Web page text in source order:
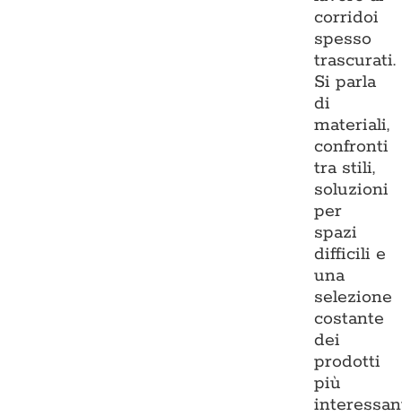
corridoi
spesso
trascurati.
Si parla
di
materiali,
confronti
tra stili,
soluzioni
per
spazi
difficili e
una
selezione
costante
dei
prodotti
più